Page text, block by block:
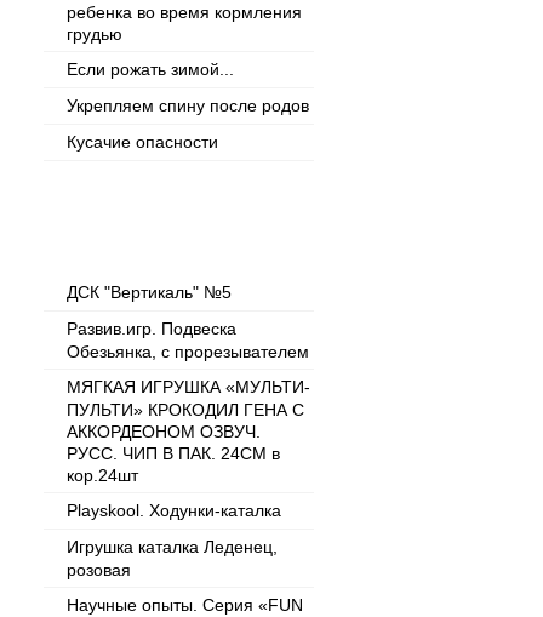
ребенка во время кормления
грудью
Если рожать зимой...
Укрепляем спину после родов
Кусачие опасности
ДСК "Вертикаль" №5
Развив.игр. Подвеска
Обезьянка, с прорезывателем
МЯГКАЯ ИГРУШКА «МУЛЬТИ-
ПУЛЬТИ» КРОКОДИЛ ГЕНА С
АККОРДЕОНОМ ОЗВУЧ.
РУСС. ЧИП В ПАК. 24СМ в
кор.24шт
Playskool. Ходунки-каталка
Игрушка каталка Леденец,
розовая
Научные опыты. Серия «FUN